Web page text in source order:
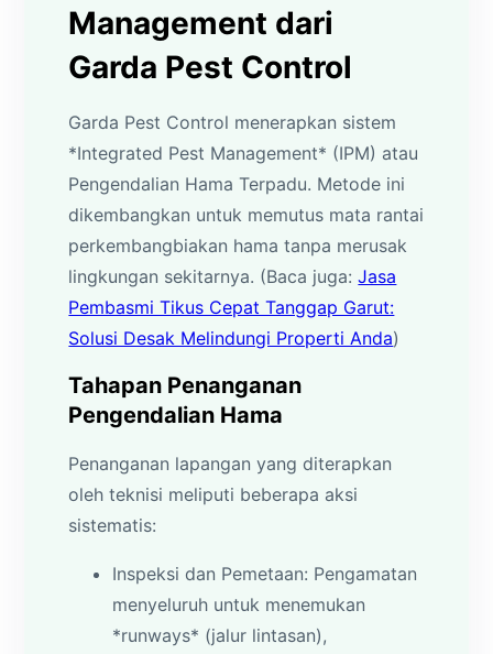
Management dari
Garda Pest Control
Garda Pest Control menerapkan sistem
*Integrated Pest Management* (IPM) atau
Pengendalian Hama Terpadu. Metode ini
dikembangkan untuk memutus mata rantai
perkembangbiakan hama tanpa merusak
lingkungan sekitarnya. (Baca juga:Jasa
Pembasmi Tikus Cepat Tanggap Garut:
Solusi Desak Melindungi Properti Anda)
Tahapan Penanganan
Pengendalian Hama
Penanganan lapangan yang diterapkan
oleh teknisi meliputi beberapa aksi
sistematis:
Inspeksi dan Pemetaan: Pengamatan
menyeluruh untuk menemukan
*runways* (jalur lintasan),